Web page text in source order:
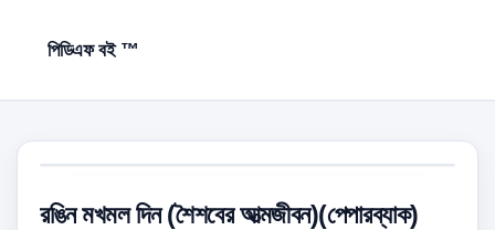
পিডিএফ বই ™
রঙিন মখমল দিন (শৈশবের আত্মজীবন)(পেপারব্যাক)